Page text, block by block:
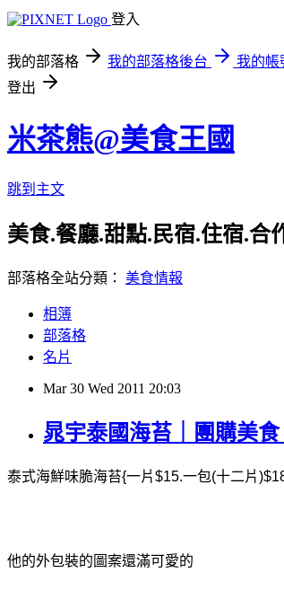
登入
我的部落格 我的部落格後台
我的帳
登出
米茶熊@美食王國
跳到主文
美食.餐廳.甜點.民宿.住宿.合
部落格全站分類： 美食情報
相簿
部落格
名片
Mar 30 Wed 2011 20:03
晁宇泰國海苔｜團購美
泰式海鮮味脆海苔{一片$15.一包(十二片
他的外包裝的圖案還滿可愛的